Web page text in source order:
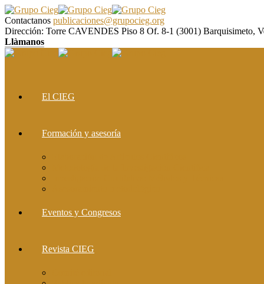
Contactanos publicaciones@grupocieg.org
Dirección: Torre CAVENDES Piso 8 Of. 8-1 (3001) Barquisimeto,
Llàmanos
El CIEG
Formación y asesoría
Eventos y Congresos
Revista CIEG